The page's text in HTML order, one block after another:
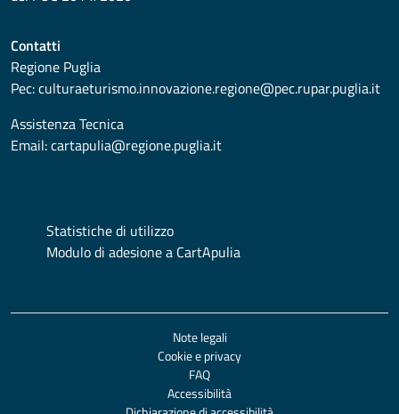
Contatti
Regione Puglia
Pec:culturaeturismo.innovazione.regione@pec.rupar.puglia.it
Assistenza Tecnica
Email:cartapulia@regione.puglia.it
Statistiche di utilizzo
Modulo di adesione a CartApulia
Note legali
Cookie e privacy
FAQ
Accessibilità